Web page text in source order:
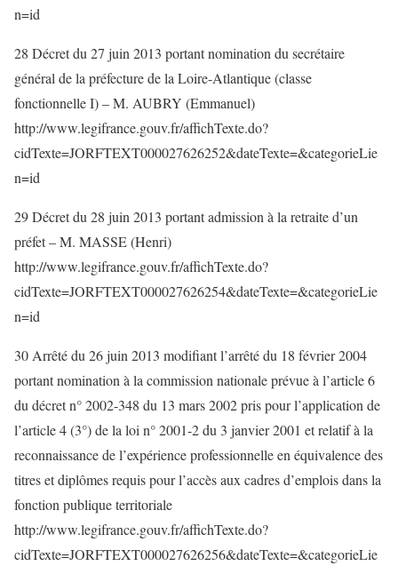
n=id
28 Décret du 27 juin 2013 portant nomination du secrétaire
général de la préfecture de la Loire-Atlantique (classe
fonctionnelle I) – M. AUBRY (Emmanuel)
http://www.legifrance.gouv.fr/affichTexte.do?
cidTexte=JORFTEXT000027626252&dateTexte=&categorieLie
n=id
29 Décret du 28 juin 2013 portant admission à la retraite d’un
préfet – M. MASSE (Henri)
http://www.legifrance.gouv.fr/affichTexte.do?
cidTexte=JORFTEXT000027626254&dateTexte=&categorieLie
n=id
30 Arrêté du 26 juin 2013 modifiant l’arrêté du 18 février 2004
portant nomination à la commission nationale prévue à l’article 6
du décret n° 2002-348 du 13 mars 2002 pris pour l’application de
l’article 4 (3°) de la loi n° 2001-2 du 3 janvier 2001 et relatif à la
reconnaissance de l’expérience professionnelle en équivalence des
titres et diplômes requis pour l’accès aux cadres d’emplois dans la
fonction publique territoriale
http://www.legifrance.gouv.fr/affichTexte.do?
cidTexte=JORFTEXT000027626256&dateTexte=&categorieLie